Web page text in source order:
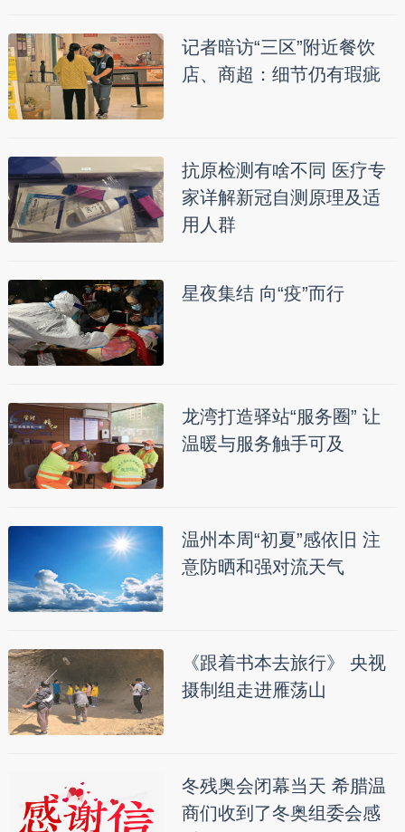
记者暗访“三区”附近餐饮
店、商超：细节仍有瑕疵
抗原检测有啥不同 医疗专
家详解新冠自测原理及适
用人群
星夜集结 向“疫”而行
龙湾打造驿站“服务圈” 让
温暖与服务触手可及
温州本周“初夏”感依旧 注
意防晒和强对流天气
《跟着书本去旅行》 央视
摄制组走进雁荡山
冬残奥会闭幕当天 希腊温
商们收到了冬奥组委会感